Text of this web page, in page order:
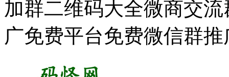
加群二维码大全微商交
广免费平台免费微信群